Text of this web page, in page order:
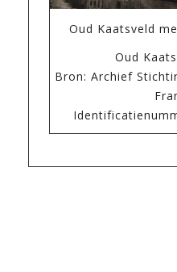
Oud Kaatsveld
Oud
Bron: Archief